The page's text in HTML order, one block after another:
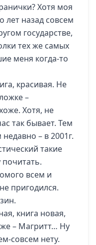
Хотя моя
лет назад совсем
государстве,
тех же самых
меня когда-то
красивая. Не
–
Хотя, не
так бывает. Тем
– в 2001г.
такие
почитать.
всем и
пригодился.
книга новая,
– Магритт… Ну
совсем нету.